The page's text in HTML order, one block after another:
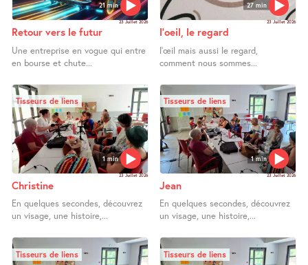
21 min
23 Juillet 2026
Retour vers le futur
Une entreprise en vogue qui entre
en bourse et chute...
27 min
23 Juillet 2026
l’oeil, le regard
l’œil mais aussi le regard,
comment nous sommes...
1 min
Tisseurs de liens
23 Juillet 2026
Christine
En quelques secondes, découvrez
un visage, une histoire,...
1 min
Tisseurs de liens
23 Juillet 2026
Jean
En quelques secondes, découvrez
un visage, une histoire,...
Tisseurs de liens Tisseurs de liens